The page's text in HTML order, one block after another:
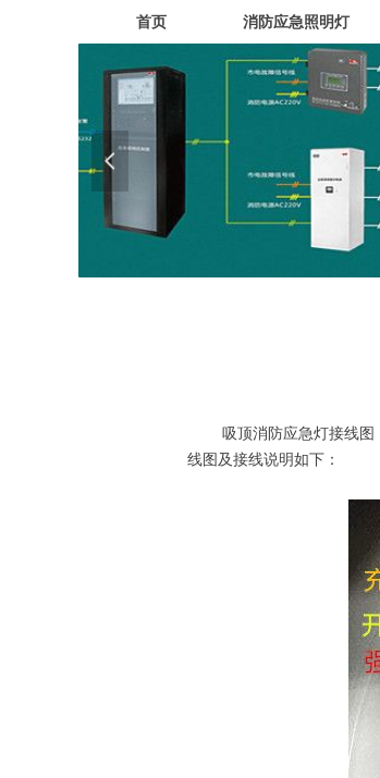
首页 消防应急照明灯
넳
吸顶消防应急灯接线图，
线图及接线说明如下：